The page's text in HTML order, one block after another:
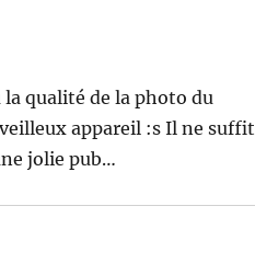
la qualité de la photo du
appareil :s Il ne suffit
jolie pub…